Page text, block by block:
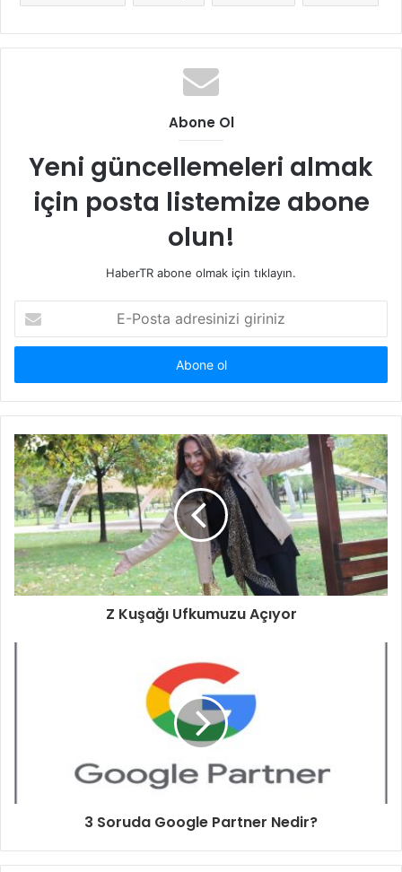
Abone Ol
Yeni güncellemeleri almak
için posta listemize abone
olun!
HaberTR abone olmak için tıklayın.
Posta
adresinizi
Z Kuşağı Ufkumuzu Açıyor
3 Soruda Google Partner Nedir?